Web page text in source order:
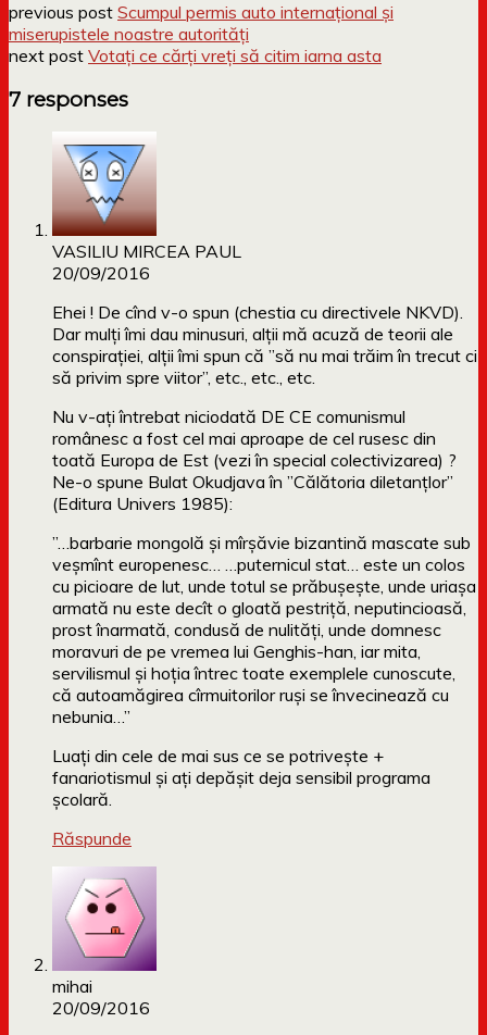
previous post Scumpul permis auto internațional și
miserupistele noastre autorități
next post Votați ce cărți vreți să citim iarna asta
7 responses
VASILIU MIRCEA PAUL
20/09/2016
Ehei ! De cînd v-o spun (chestia cu directivele NKVD).
Dar mulți îmi dau minusuri, alții mă acuză de teorii ale
conspirației, alții îmi spun că ”să nu mai trăim în trecut ci
să privim spre viitor”, etc., etc., etc.
Nu v-ați întrebat niciodată DE CE comunismul
românesc a fost cel mai aproape de cel rusesc din
toată Europa de Est (vezi în special colectivizarea) ?
Ne-o spune Bulat Okudjava în ”Călătoria diletanțlor”
(Editura Univers 1985):
”…barbarie mongolă şi mîrşăvie bizantină mascate sub
veşmînt europenesc… …puternicul stat… este un colos
cu picioare de lut, unde totul se prăbuşeşte, unde uriaşa
armată nu este decît o gloată pestriţă, neputincioasă,
prost înarmată, condusă de nulităţi, unde domnesc
moravuri de pe vremea lui Genghis-han, iar mita,
servilismul şi hoţia întrec toate exemplele cunoscute,
că autoamăgirea cîrmuitorilor ruşi se învecinează cu
nebunia…”
Luați din cele de mai sus ce se potrivește +
fanariotismul și ați depășit deja sensibil programa
școlară.
Răspunde
mihai
20/09/2016